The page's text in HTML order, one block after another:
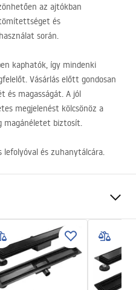
az ajtókban
és
során.
kaphatók, így mindenki
Vásárlás előtt gondosan
és magasságát. A jól
megjelenést kölcsönöz a
magánéletet biztosít.
lefolyóval és zuhanytálcára.
150
Univerzális
6 mm